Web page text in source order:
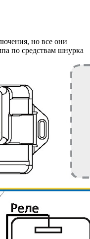
но все они
по средствам шнурка